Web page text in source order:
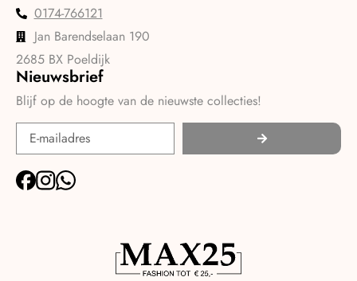
0174-766121
Jan Barendselaan 190
2685 BX Poeldijk
Nieuwsbrief
Blijf op de hoogte van de nieuwste collecties!